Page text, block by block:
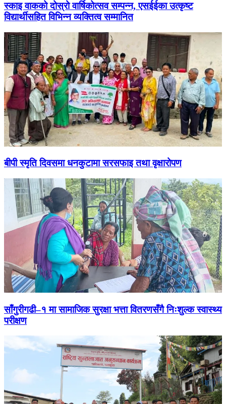
स्काइ वाकको दोस्रो वार्षिकोत्सव सम्पन्न, एसईईका उत्कृष्ट
विद्यार्थीसहित विभिन्न व्यक्तित्व सम्मानित
बीपी स्मृति दिवसमा धनकुटामा सरसफाइ तथा वृक्षारोपण
साँगुरीगढी–१ मा सामाजिक सुरक्षा भत्ता वितरणसँगै निःशुल्क स्वास्थ्य
परीक्षण